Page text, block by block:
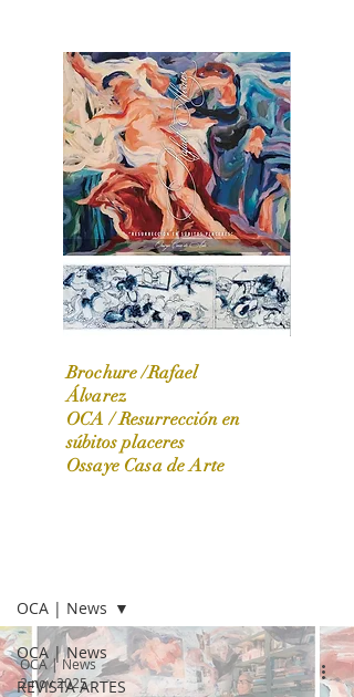
OCA|News 31 / Marzo-Abril / 2024
Brochure /Rafael
Álvarez
OCA /Resurrección en
súbitos placeres
Ossaye Casa de Arte
OCA | News
REVISTA ARTES
OCA | News
OCA | News
2 nov 2025